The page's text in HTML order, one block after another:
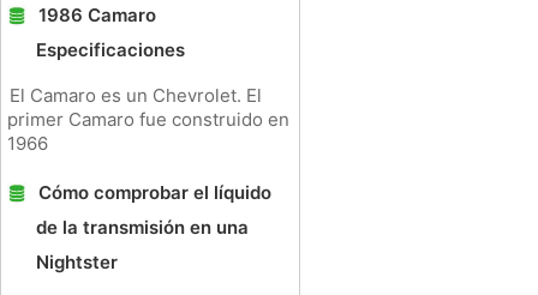
1986 Camaro
Especificaciones
El Camaro es un Chevrolet. El
primer Camaro fue construido en
1966
Cómo comprobar el líquido
de la transmisión en una
Nightster